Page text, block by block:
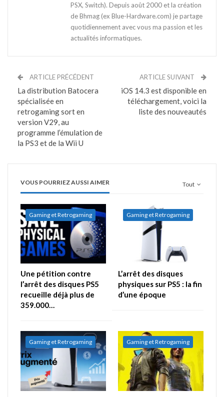
PSX, Switch). Depuis août 2000 et la création
de Bhmag (ex Blue-Hardware.com) je partage
quotidiennement avec vous ma passion et les
actualités informatiques.
ARTICLE PRÉCÉDENT
La distribution Batocera
spécialisée en
retrogaming sort en
version V29, au
programme l’émulation de
la PS3 et de la Wii U
ARTICLE SUIVANT
iOS 14.3 est disponible en
téléchargement, voici la
liste des nouveautés
Tout
VOUS POURRIEZ AUSSI AIMER
Gaming et Retrogaming
Une pétition contre
l’arrêt des disques PS5
recueille déjà plus de
359.000…
Gaming et Retrogaming
L’arrêt des disques
physiques sur PS5 : la fin
d’une époque
Gaming et Retrogaming Gaming et Retrogaming